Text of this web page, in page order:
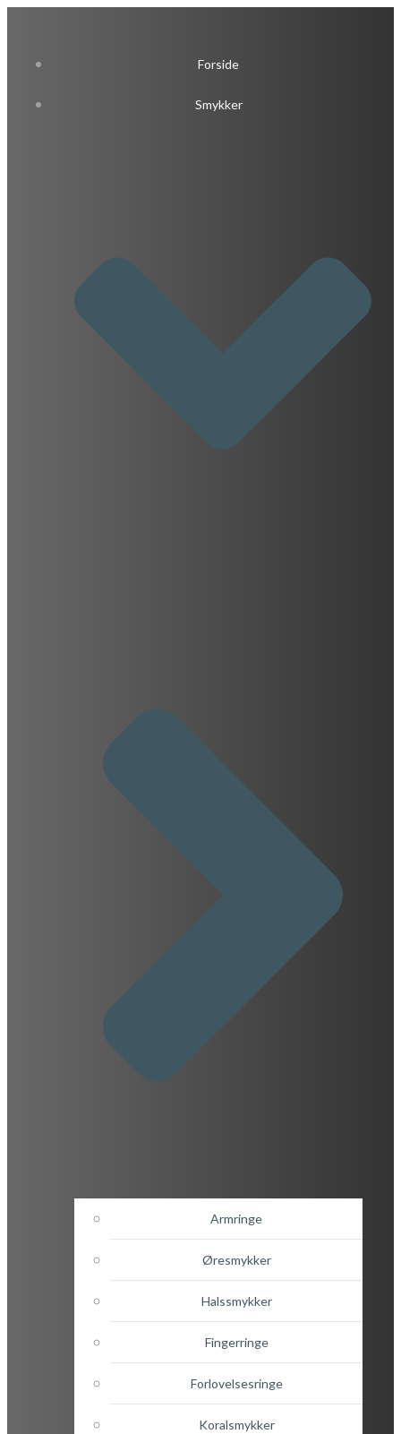
indhold
Forside
Smykker
Armringe
Øresmykker
Halssmykker
Fingerringe
Forlovelsesringe
Koralsmykker